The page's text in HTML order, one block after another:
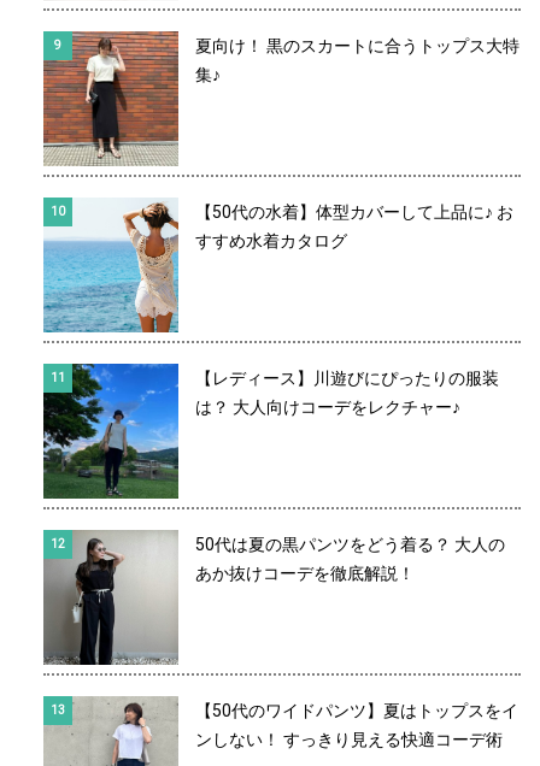
夏向け！ 黒のスカートに合うトップス大特
集♪
【50代の水着】体型カバーして上品に♪ お
すすめ水着カタログ
【レディース】川遊びにぴったりの服装
は？ 大人向けコーデをレクチャー♪
50代は夏の黒パンツをどう着る？ 大人の
あか抜けコーデを徹底解説！
【50代のワイドパンツ】夏はトップスをイ
ンしない！ すっきり見える快適コーデ術